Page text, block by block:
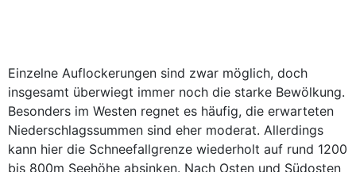
Einzelne Auflockerungen sind zwar möglich, doch
insgesamt überwiegt immer noch die starke Bewölkung.
Besonders im Westen regnet es häufig, die erwarteten
Niederschlagssummen sind eher moderat. Allerdings
kann hier die Schneefallgrenze wiederholt auf rund 1200
bis 800m Seehöhe absinken. Nach Osten und Südosten